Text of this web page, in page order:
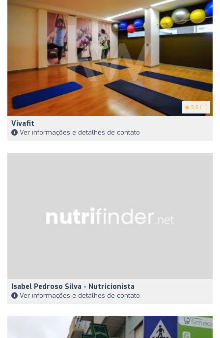
3.5 (11)
Vivafit
Ver informações e detalhes de contato
Isabel Pedroso Silva - Nutricionista
Ver informações e detalhes de contato